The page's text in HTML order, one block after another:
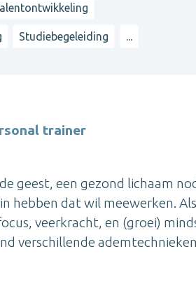
Studiebegeleiding
trainer
geest, een gezond lichaam
hebben dat wil meewerken.
veerkracht, en (groei)
verschillende